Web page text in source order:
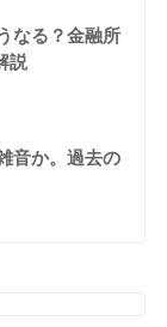
なる？金融所
説
音か。過去の